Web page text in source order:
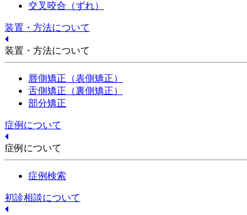
交叉咬合（ずれ）
装置・方法について
装置・方法について
唇側矯正（表側矯正）
舌側矯正（裏側矯正）
部分矯正
症例について
症例について
症例検索
初診相談について